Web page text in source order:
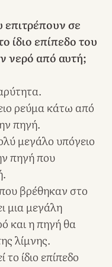
επιτρέπουν σε
ίδιο επίπεδο του
νερό από αυτή;
ρεύμα κάτω από
πηγή.
μεγάλο υπόγειο
πηγή που
βρέθηκαν στο
μια μεγάλη
και η πηγή θα
λίμνης.
ίδιο επίπεδο